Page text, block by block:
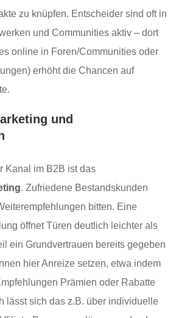
zu knüpfen. Entscheider sind oft in
und Communities aktiv – dort
online in Foren/Communities oder
erhöht die Chancen auf
und
Kanal im B2B ist das
. Zufriedene Bestandskunden
bitten. Eine
öffnet Türen deutlich leichter als
ein Grundvertrauen bereits gegeben
hier Anreize setzen, etwa indem
Prämien oder Rabatte
lässt sich das z.B. über individuelle